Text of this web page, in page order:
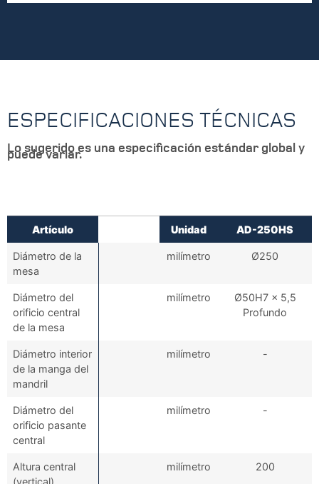
ESPECIFICACIONES TÉCNICAS
Lo sugerido es una especificación estándar global y
puede variar.
Artículo Unidad AD-250HS
Diámetro de la
mesa
milímetro Ø250
Diámetro del
orificio central
de la mesa
milímetro
Ø50H7 x 5,5
Profundo
Diámetro interior
de la manga del
mandril
milímetro -
Diámetro del
orificio pasante
central
milímetro -
Altura central
(vertical)
milímetro 200